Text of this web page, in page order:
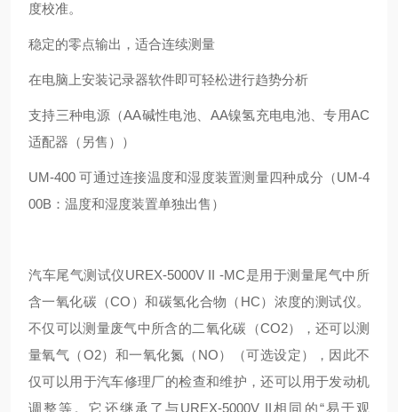
度校准。
稳定的零点输出，适合连续测量
在电脑上安装记录器软件即可轻松进行趋势分析
支持三种电源（AA碱性电池、AA镍氢充电电池、专用AC
适配器（另售））
UM-400 可通过连接温度和湿度装置测量四种成分（UM-4
00B：温度和湿度装置单独出售）
汽车尾气测试仪UREX-5000V II -MC是用于测量尾气中所
含一氧化碳（CO）和碳氢化合物（HC）浓度的测试仪。
不仅可以测量废气中所含的二氧化碳（CO2），还可以测
量氧气（O2）和一氧化氮（NO）（可选设定），因此不
仅可以用于汽车修理厂的检查和维护，还可以用于发动机
调整等。它还继承了与UREX-5000V II相同的“易于观